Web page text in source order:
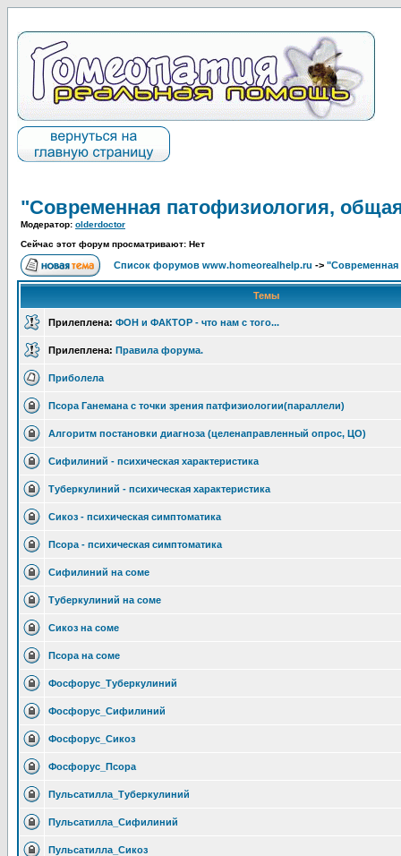
"Современная патофизиология,
Модератор: olderdoctor
Сейчас этот форум просматривают: Нет
Список форумов www.homeorealhelp.ru -> "Современная
Темы
Прилеплена: ФОН и ФАКТОР - что нам с того...
Прилеплена: Правила форума.
Приболела
Псора Ганемана с точки зрения патфизиологии(параллели)
Алгоритм постановки диагноза (целенаправленный опрос, ЦО)
Сифилиний - психическая характеристика
Туберкулиний - психическая характеристика
Сикоз - психическая симптоматика
Псора - психическая симптоматика
Сифилиний на соме
Туберкулиний на соме
Сикоз на соме
Псора на соме
Фосфорус_Туберкулиний
Фосфорус_Сифилиний
Фосфорус_Сикоз
Фосфорус_Псора
Пульсатилла_Туберкулиний
Пульсатилла_Сифилиний
Пульсатилла_Сикоз